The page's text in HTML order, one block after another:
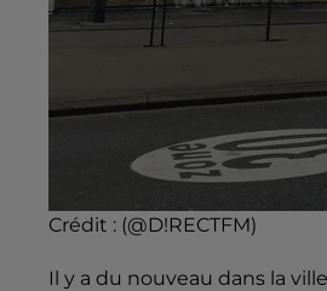
Crédit : (@D!RECTFM)
Il y a du nouveau dans la